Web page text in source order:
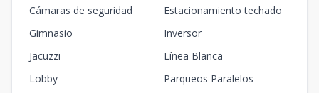
Cámaras de seguridad
Estacionamiento techado
Gimnasio
Inversor
Jacuzzi
Línea Blanca
Lobby
Parqueos Paralelos